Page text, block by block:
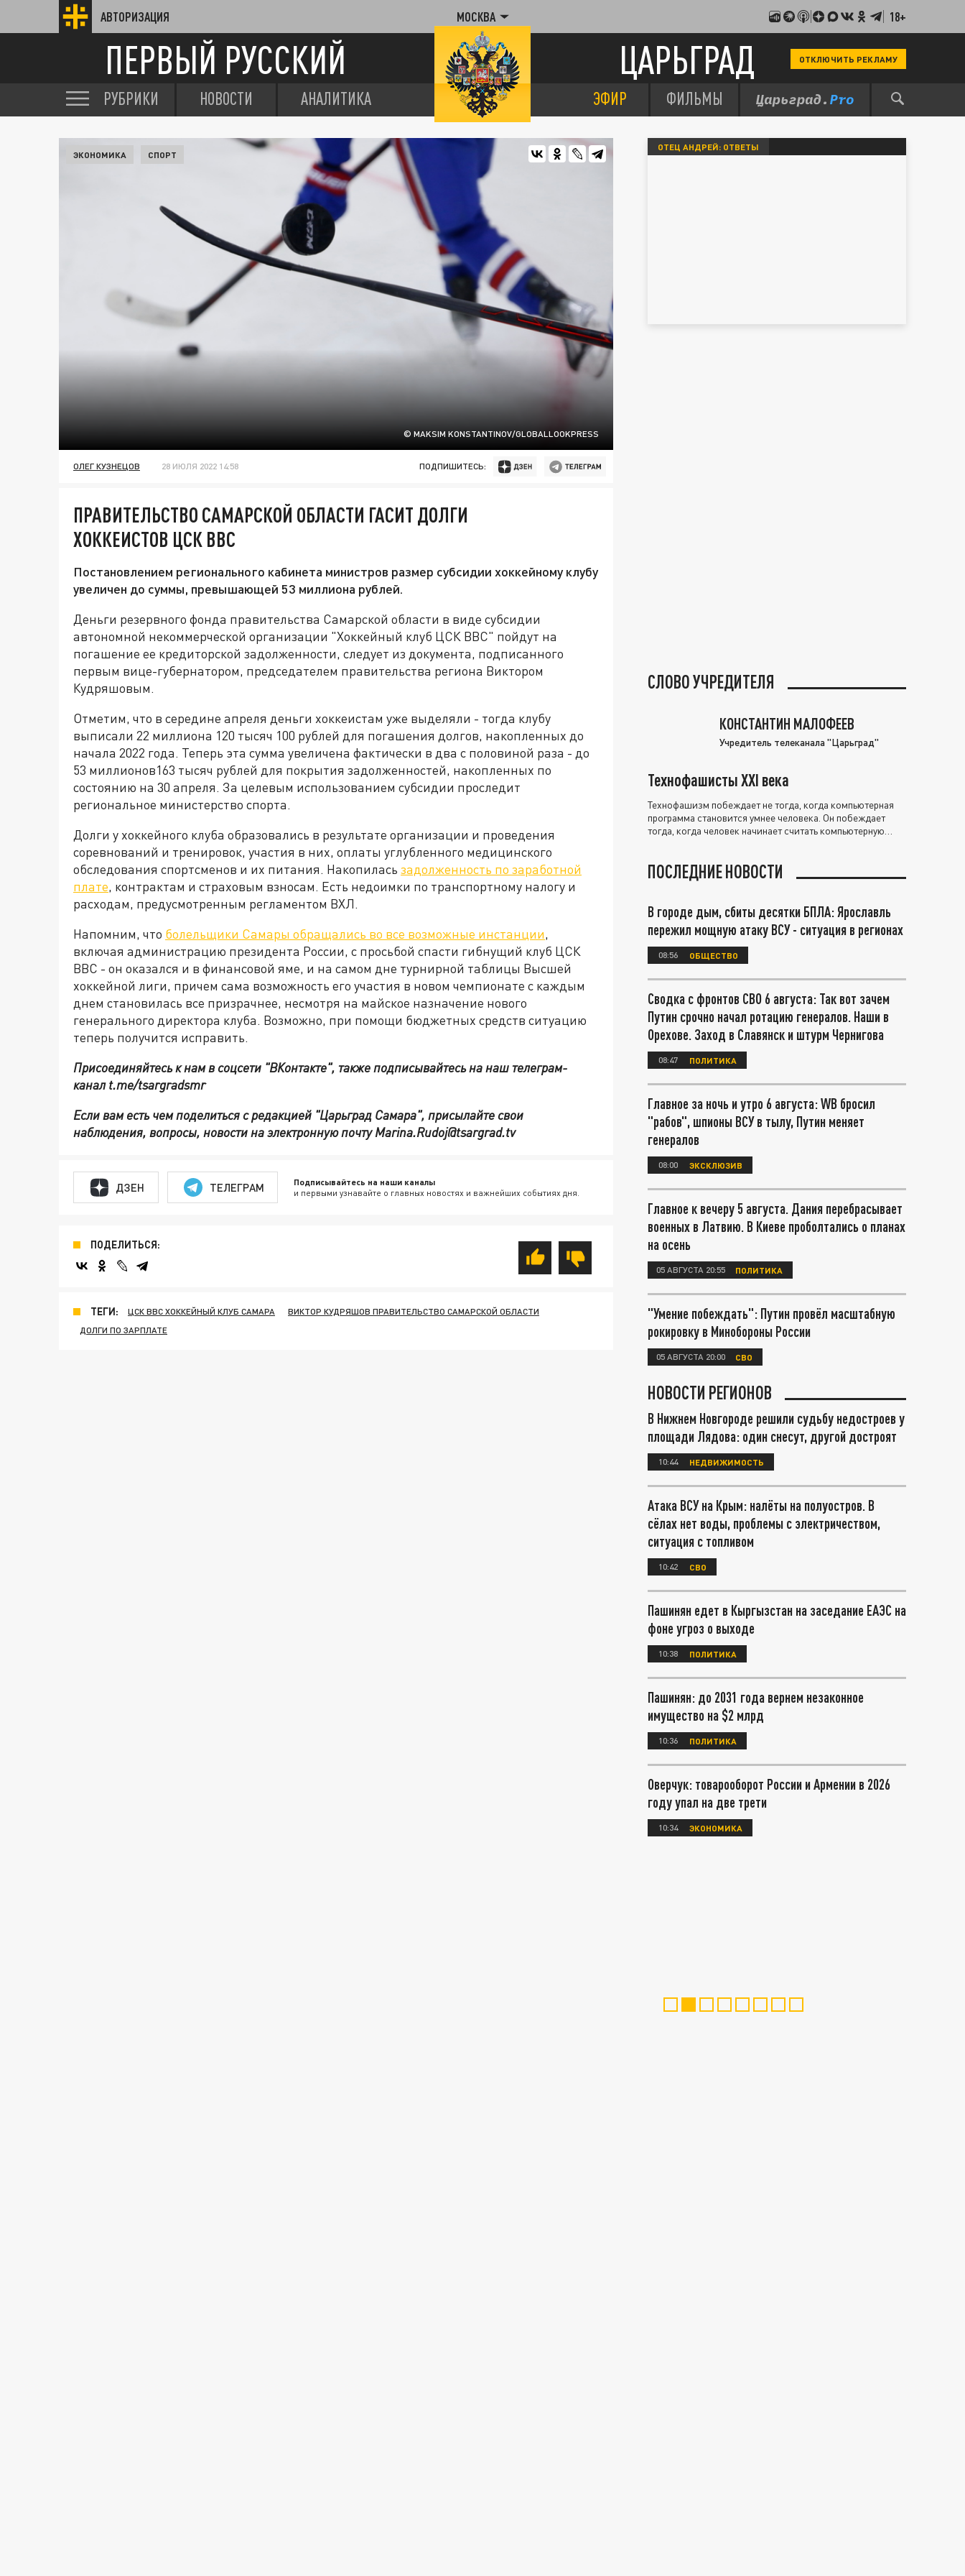
АВТОРИЗАЦИЯ МОСКВА 18+
ПЕРВЫЙ РУССКИЙ ЦАРЬГРАД ОТКЛЮЧИТЬ РЕКЛАМУ
РУБРИКИ НОВОСТИ АНАЛИТИКА ЭФИР ФИЛЬМЫ
© MAKSIM KONSTANTINOV/GLOBALLOOKPRESS
ЭКОНОМИКА СПОРТ
ОЛЕГ КУЗНЕЦОВ 28 ИЮЛЯ 2022 14:58 ПОДПИШИТЕСЬ:
ПРАВИТЕЛЬСТВО САМАРСКОЙ ОБЛАСТИ ГАСИТ ДОЛГИ
ХОККЕИСТОВ ЦСК ВВС
Постановлением регионального кабинета министров размер субсидии хоккейному клубу
увеличен до суммы, превышающей 53 миллиона рублей.
Деньги резервного фонда правительства Самарской области в виде субсидии
автономной некоммерческой организации "Хоккейный клуб ЦСК ВВС" пойдут на
погашение ее кредиторской задолженности, следует из документа, подписанного
первым вице-губернатором, председателем правительства региона Виктором
Кудряшовым.
Отметим, что в середине апреля деньги хоккеистам уже выделяли - тогда клубу
выписали 22 миллиона 120 тысяч 100 рублей для погашения долгов, накопленных до
начала 2022 года. Теперь эта сумма увеличена фактически в два с половиной раза - до
53 миллионов163 тысяч рублей для покрытия задолженностей, накопленных по
состоянию на 30 апреля. За целевым использованием субсидии проследит
региональное министерство спорта.
Долги у хоккейного клуба образовались в результате организации и проведения
соревнований и тренировок, участия в них, оплаты углубленного медицинского
обследования спортсменов и их питания. Накопилась задолженность по заработной
плате, контрактам и страховым взносам. Есть недоимки по транспортному налогу и
расходам, предусмотренным регламентом ВХЛ.
Напомним, что болельщики Самары обращались во все возможные инстанции,
включая администрацию президента России, с просьбой спасти гибнущий клуб ЦСК
ВВС - он оказался и в финансовой яме, и на самом дне турнирной таблицы Высшей
хоккейной лиги, причем сама возможность его участия в новом чемпионате с каждым
днем становилась все призрачнее, несмотря на майское назначение нового
генерального директора клуба. Возможно, при помощи бюджетных средств ситуацию
теперь получится исправить.
Присоединяйтесь к нам в соцсети "ВКонтакте", также подписывайтесь на наш телеграм-
канал t.me/tsargradsmr
Если вам есть чем поделиться с редакцией "Царьград Самара", присылайте свои
наблюдения, вопросы, новости на электронную почту Marina.Rudoj@tsargrad.tv
ДЗЕН ТЕЛЕГРАМ Подписывайтесь на наши каналы
и первыми узнавайте о главных новостях и важнейших событиях дня.
ПОДЕЛИТЬСЯ:
ТЕГИ: ЦСК ВВС ХОККЕЙНЫЙ КЛУБ САМАРА
ВИКТОР КУДРЯШОВ ПРАВИТЕЛЬСТВО САМАРСКОЙ ОБЛАСТИ
ДОЛГИ ПО ЗАРПЛАТЕ
ОТЕЦ АНДРЕЙ: ОТВЕТЫ
СЛОВО УЧРЕДИТЕЛЯ
КОНСТАНТИН МАЛОФЕЕВ
Учредитель телеканала "Царьград"
Технофашисты XXI века
Технофашизм побеждает не тогда, когда компьютерная
программа становится умнее человека. Он побеждает
тогда, когда человек начинает считать компьютерную
ПОСЛЕДНИЕ НОВОСТИ
В городе дым, сбиты десятки БПЛА: Ярославль
пережил мощную атаку ВСУ - ситуация в регионах
08:56 ОБЩЕСТВО
Сводка с фронтов СВО 6 августа: Так вот зачем
Путин срочно начал ротацию генералов. Наши в
Орехове. Заход в Славянск и штурм Чернигова
08:47 ПОЛИТИКА
Главное за ночь и утро 6 августа: WB бросил
"рабов", шпионы ВСУ в тылу, Путин меняет
генералов
08:00 ЭКСКЛЮЗИВ
Главное к вечеру 5 августа. Дания перебрасывает
военных в Латвию. В Киеве проболтались о планах
на осень
05 АВГУСТА 20:55 ПОЛИТИКА
"Умение побеждать": Путин провёл масштабную
рокировку в Минобороны России
05 АВГУСТА 20:00 СВО
НОВОСТИ РЕГИОНОВ
В Нижнем Новгороде решили судьбу недостроев у
площади Лядова: один снесут, другой достроят
10:44 НЕДВИЖИМОСТЬ
Атака ВСУ на Крым: налёты на полуостров. В
сёлах нет воды, проблемы с электричеством,
ситуация с топливом
10:42 СВО
Пашинян едет в Кыргызстан на заседание ЕАЭС на
фоне угроз о выходе
10:38 ПОЛИТИКА
Пашинян: до 2031 года вернем незаконное
имущество на $2 млрд
10:36 ПОЛИТИКА
Оверчук: товарооборот России и Армении в 2026
году упал на две трети
10:34 ЭКОНОМИКА